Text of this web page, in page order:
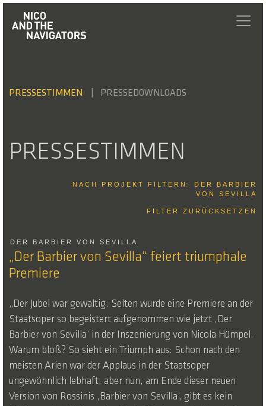
PRESSESTIMMEN PRESSEDOWNLOADS
PRESSESTIMMEN
NACH PROJEKT FILTERN: DER BARBIER
VON SEVILLA
FILTER ZURÜCKSETZEN
DER BARBIER VON SEVILLA
„Der Barbier von Sevilla“ feiert triumphale
Premiere
„Der Jubel war gewaltig: Selten wurde eine Premiere an der
Staatsoper so begeistert aufgenommen wie jetzt ‚Der
Barbier von Sevilla‘ in der Inszenierung von Nicola Hümpel.
Warum bloß? So sieht ein Triumph aus: Schon nach den
meisten Arien war der Applaus in der Staatsoper
ungewöhnlich lebhaft, aber nun, am Ende dieser neuen
Version von Rossinis ‚Barbier von Sevilla‘, gibt es kein